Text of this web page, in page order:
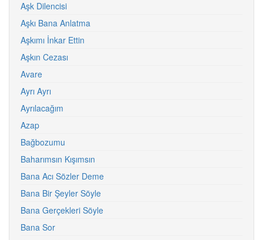
Aşk Dilencisi
Aşkı Bana Anlatma
Aşkımı İnkar Ettin
Aşkın Cezası
Avare
Ayrı Ayrı
Ayrılacağım
Azap
Bağbozumu
Baharımsın Kışımsın
Bana Acı Sözler Deme
Bana Bir Şeyler Söyle
Bana Gerçekleri Söyle
Bana Sor